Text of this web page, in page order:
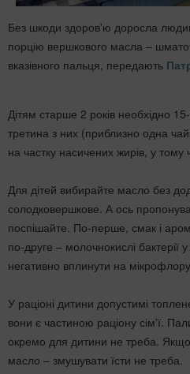
Без шкоди здоров'ю доросла
порцію вершкового масла –
вказівного пальця, передають
Дітям старше 2 років необхідно
третина з них (приблизно одна
на частку насичених жирів, у
Для дітей вибирайте масло без
солодковершкове. А ось
поспішайте. По-перше, смак і
по-друге – молочнокислі бактерії у
негативно вплинути на
У раціоні дитини допустимі
вони є частиною раціону сім'ї.
окремо для дитини не треба.
масло – змушувати їсти не треба.